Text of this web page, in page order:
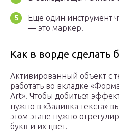
Еще один инструмент
— это маркер.
Как в ворде сделать
Активированный объект с
работать во вкладке
Art». Чтобы добиться
нужно в «Заливка текста»
этом этапе нужно
букв и их цвет.